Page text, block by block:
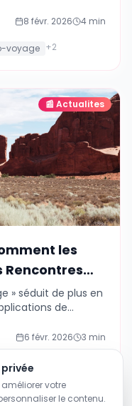
votre
le contenu.
8 févr. 2026 4 min
voyage +2
📰 Actualites
les
Rencontres
» séduit de plus en
de
6 févr. 2026 3 min
voyageur